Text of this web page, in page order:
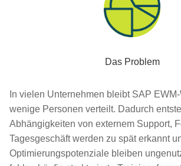
Das Problem
In vielen Unternehmen bleibt SAP
wenige Personen verteilt. Dadurch
Abhängigkeiten von externem Support,
Tagesgeschäft werden zu spät erkannt
Optimierungspotenziale bleiben